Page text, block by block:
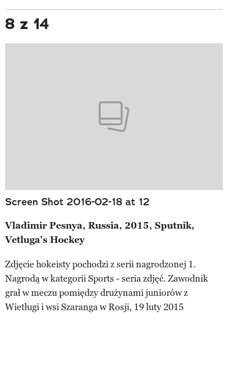
8 z 14
Screen Shot 2016-02-18 at 12
Vladimir Pesnya, Russia, 2015, Sputnik,
Vetluga's Hockey
Zdjęcie hokeisty pochodzi z serii nagrodzonej 1.
Nagrodą w kategorii Sports - seria zdjęć. Zawodnik
grał w meczu pomiędzy drużynami juniorów z
Wietługi i wsi Szaranga w Rosji, 19 luty 2015